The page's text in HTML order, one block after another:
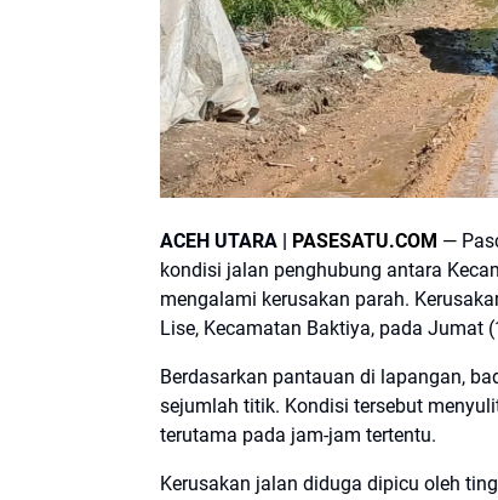
ACEH UTARA | PASESATU.COM —
kondisi jalan penghubung antara
mengalami kerusakan parah.
Lise, Kecamatan Baktiya, pada Jumat
Berdasarkan pantauan di lapangan,
sejumlah titik. Kondisi tersebut
terutama pada jam-jam tertentu.
Kerusakan jalan diduga dipicu oleh